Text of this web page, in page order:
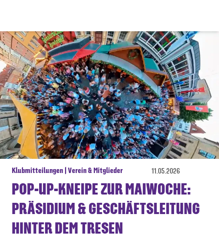
Klubmitteilungen | Verein & Mitglieder 11.05.2026
POP-UP-KNEIPE ZUR MAIWOCHE:
PRÄSIDIUM & GESCHÄFTSLEITUNG
HINTER DEM TRESEN